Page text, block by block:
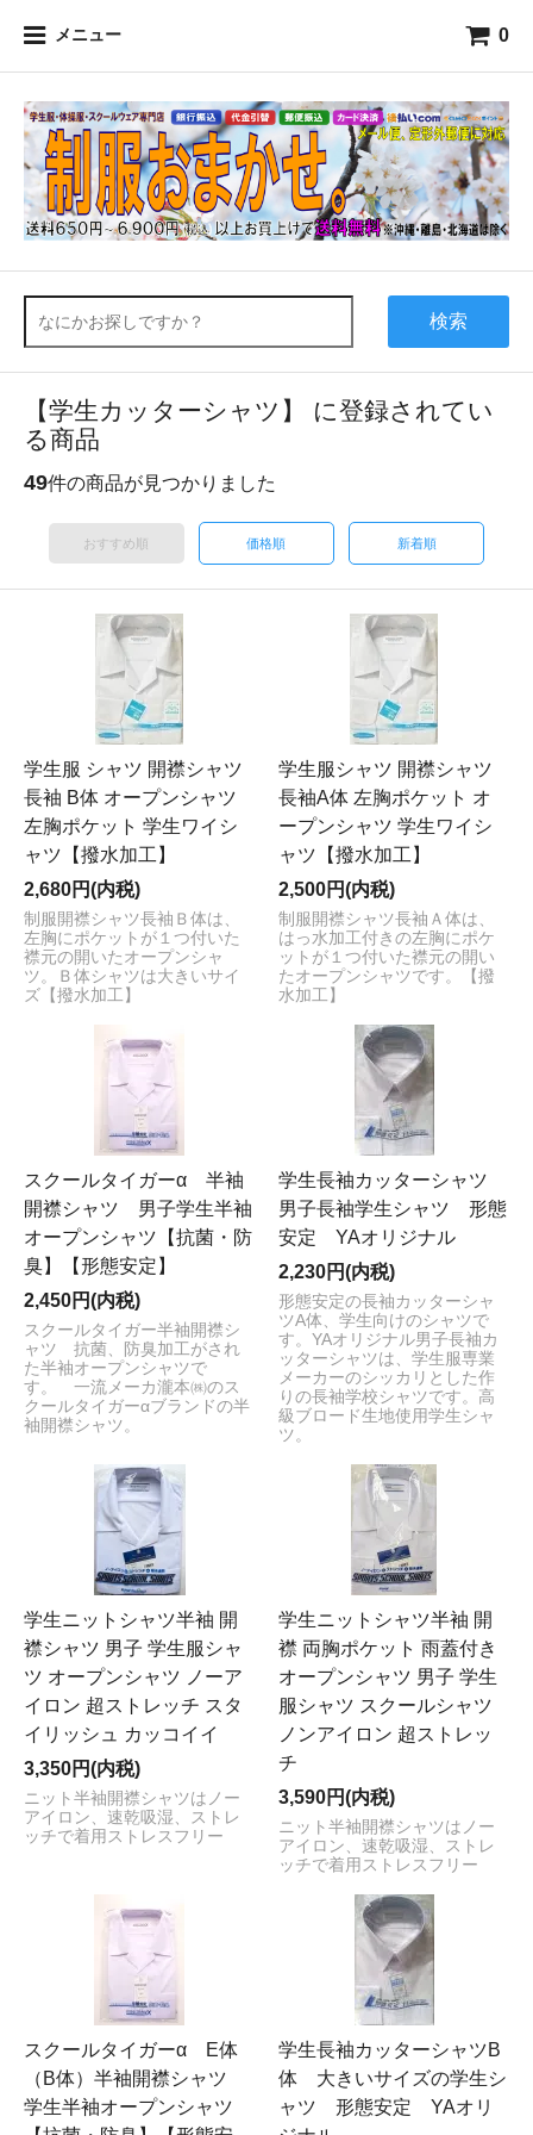
メニュー 0
検索
【学生カッターシャツ】 に登録されてい
る商品
49件の商品が見つかりました
おすすめ順 価格順 新着順
学生服 シャツ 開襟シャツ
長袖 B体 オープンシャツ
左胸ポケット 学生ワイシ
ャツ【撥水加工】
2,680円(内税)
制服開襟シャツ長袖Ｂ体は、
左胸にポケットが１つ付いた
襟元の開いたオープンシャ
ツ。Ｂ体シャツは大きいサイ
ズ【撥水加工】
学生服シャツ 開襟シャツ
長袖A体 左胸ポケット オ
ープンシャツ 学生ワイシ
ャツ【撥水加工】
2,500円(内税)
制服開襟シャツ長袖Ａ体は、
はっ水加工付きの左胸にポケ
ットが１つ付いた襟元の開い
たオープンシャツです。【撥
水加工】
スクールタイガーα 半袖
開襟シャツ 男子学生半袖
オープンシャツ【抗菌・防
臭】【形態安定】
2,450円(内税)
スクールタイガー半袖開襟シ
ャツ 抗菌、防臭加工がされ
た半袖オープンシャツで
す。 一流メーカ瀧本㈱のス
クールタイガーαブランドの半
袖開襟シャツ。
学生長袖カッターシャツ
男子長袖学生シャツ 形態
安定 YAオリジナル
2,230円(内税)
形態安定の長袖カッターシャ
ツA体、学生向けのシャツで
す。YAオリジナル男子長袖カ
ッターシャツは、学生服専業
メーカーのシッカリとした作
りの長袖学校シャツです。高
級ブロード生地使用学生シャ
ツ。
学生ニットシャツ半袖 開
襟シャツ 男子 学生服シャ
ツ オープンシャツ ノーア
イロン 超ストレッチ スタ
イリッシュ カッコイイ
3,350円(内税)
ニット半袖開襟シャツはノー
アイロン、速乾吸湿、ストレ
ッチで着用ストレスフリー
学生ニットシャツ半袖 開
襟 両胸ポケット 雨蓋付き
オープンシャツ 男子 学生
服シャツ スクールシャツ
ノンアイロン 超ストレッ
チ
3,590円(内税)
ニット半袖開襟シャツはノー
アイロン、速乾吸湿、ストレ
ッチで着用ストレスフリー
スクールタイガーα E体
（B体）半袖開襟シャツ
学生半袖オープンシャツ
学生長袖カッターシャツB
体 大きいサイズの学生シ
ャツ 形態安定 YAオリ